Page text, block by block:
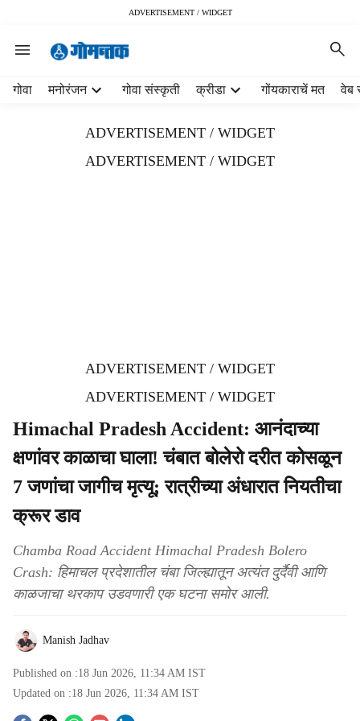
ADVERTISEMENT / WIDGET
गोवा मनोरंजन गोवा संस्कृती क्रीडा गोंयकाराचें मत वेब
ADVERTISEMENT / WIDGET
ADVERTISEMENT / WIDGET
ADVERTISEMENT / WIDGET
ADVERTISEMENT / WIDGET
Himachal Pradesh Accident: आनंदाच्या
क्षणांवर काळाचा घाला! चंबात बोलेरो दरीत कोसळून
7 जणांचा जागीच मृत्यू; रात्रीच्या अंधारात नियतीचा
क्रूर डाव
Chamba Road Accident Himachal Pradesh Bolero
Crash: हिमाचल प्रदेशातील चंबा जिल्ह्यातून अत्यंत दुर्दैवी आणि
काळजाचा थरकाप उडवणारी एक घटना समोर आली.
Manish Jadhav
Published on :18 Jun 2026, 11:34 AM IST
Updated on :18 Jun 2026, 11:34 AM IST